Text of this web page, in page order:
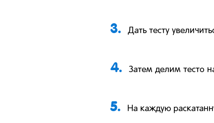
3. Дать тесту
4. Затем делим тесто
5. На каждую